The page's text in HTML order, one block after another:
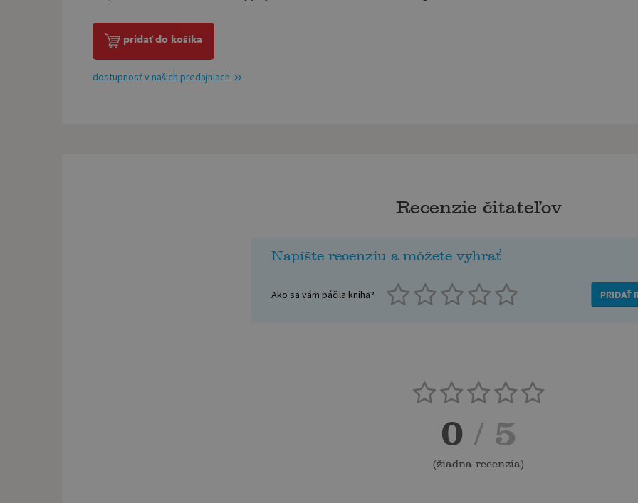
pridať do košíka
dostupnosť v našich predajniach
Recenzie čitateľov
Napíšte recenziu a môžete vyhrať
Ako sa vám páčila kniha? PRIDAŤ
0 / 5
(žiadna recenzia)